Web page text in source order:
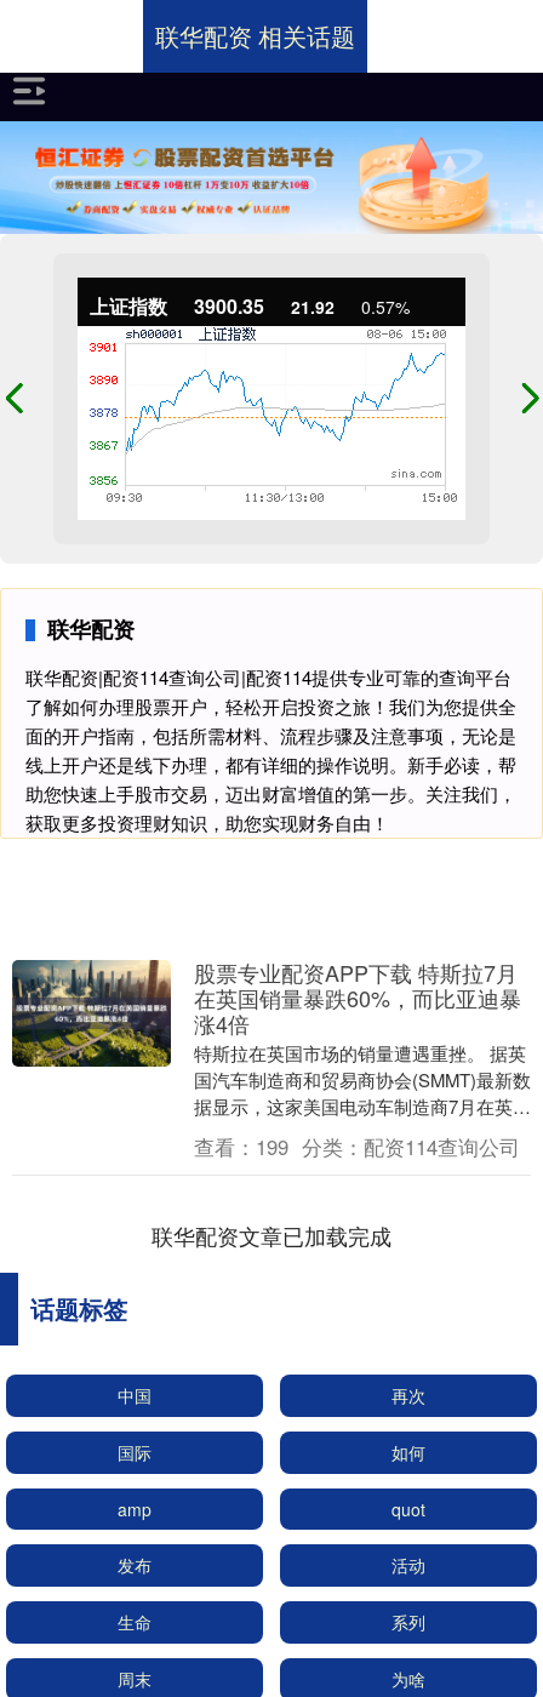
上证指数 3900.35 21.92 0.57%
联华配资
联华配资|配资114查询公司|配资114提供专业可靠的查询平台
了解如何办理股票开户，轻松开启投资之旅！我们为您提供全
面的开户指南，包括所需材料、流程步骤及注意事项，无论是
线上开户还是线下办理，都有详细的操作说明。新手必读，帮
助您快速上手股市交易，迈出财富增值的第一步。关注我们，
获取更多投资理财知识，助您实现财务自由！
联华配资 相关话题
股票专业配资APP下载 特斯拉7月
在英国销量暴跌60%，而比亚迪暴
涨4倍
特斯拉在英国市场的销量遭遇重挫。 据英
国汽车制造商和贸易商协会(SMMT)最新数
据显示，这家美国电动车制造商7月在英国
的注册量暴跌60%，从去年同期的2462
辆....
查看： 199 分类： 配资114查询公司
联华配资文章已加载完成
话题标签
中国 再次
国际 如何
amp quot
发布 活动
生命 系列
周末 为啥